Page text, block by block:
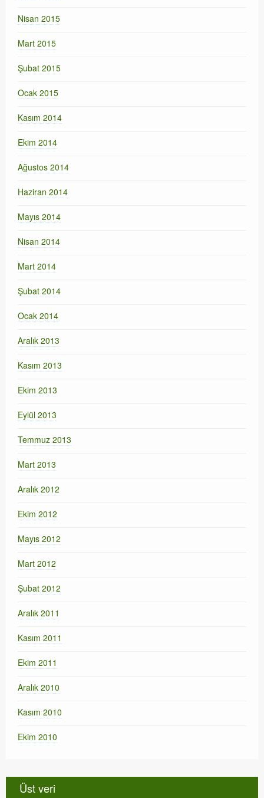
Nisan 2015
Mart 2015
Şubat 2015
Ocak 2015
Kasım 2014
Ekim 2014
Ağustos 2014
Haziran 2014
Mayıs 2014
Nisan 2014
Mart 2014
Şubat 2014
Ocak 2014
Aralık 2013
Kasım 2013
Ekim 2013
Eylül 2013
Temmuz 2013
Mart 2013
Aralık 2012
Ekim 2012
Mayıs 2012
Mart 2012
Şubat 2012
Aralık 2011
Kasım 2011
Ekim 2011
Aralık 2010
Kasım 2010
Ekim 2010
Üst veri